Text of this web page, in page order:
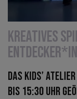
KREATIVES
DAS KIDS’
BIS 15:30 UHR